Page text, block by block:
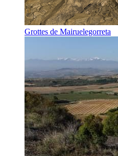
Grottes de Mairuelegorreta